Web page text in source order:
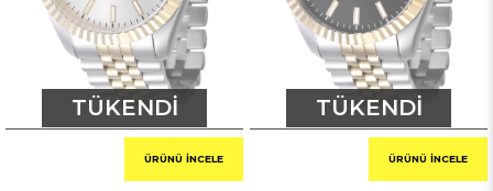
TÜKENDI
ÜRÜNÜ İNCELE
TÜKENDI
ÜRÜNÜ İNCELE